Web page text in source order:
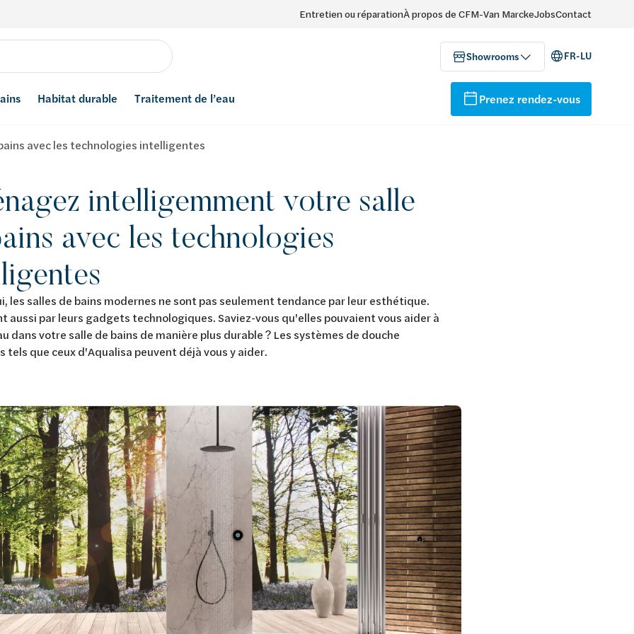
Entretien ou réparationÀ propos de CFM-Van MarckeJobsContact
Showrooms FR-LU
Habitat durable Traitement de l’eau Prenez rendez-vous
avec les technologies intelligentes
intelligemment votre salle
avec les technologies
les salles de bains modernes ne sont pas seulement tendance par leur esthétique.
aussi par leurs gadgets technologiques. Saviez-vous qu'elles pouvaient vous aider à
dans votre salle de bains de manière plus durable ? Les systèmes de douche
tels que ceux d'Aqualisa peuvent déjà vous y aider.